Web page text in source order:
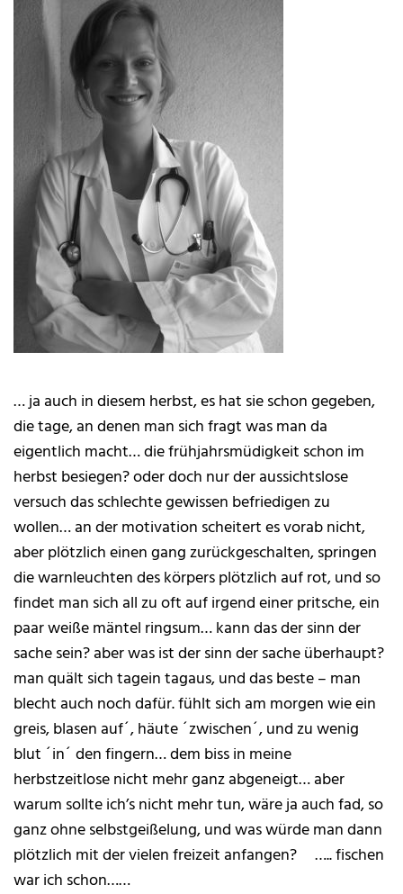
… ja auch in diesem herbst, es hat sie schon gegeben,
die tage, an denen man sich fragt was man da
eigentlich macht… die frühjahrsmüdigkeit schon im
herbst besiegen? oder doch nur der aussichtslose
versuch das schlechte gewissen befriedigen zu
wollen… an der motivation scheitert es vorab nicht,
aber plötzlich einen gang zurückgeschalten, springen
die warnleuchten des körpers plötzlich auf rot, und so
findet man sich all zu oft auf irgend einer pritsche, ein
paar weiße mäntel ringsum… kann das der sinn der
sache sein? aber was ist der sinn der sache überhaupt?
man quält sich tagein tagaus, und das beste – man
blecht auch noch dafür. fühlt sich am morgen wie ein
greis, blasen auf´, häute ´zwischen´, und zu wenig
blut ´in´ den fingern… dem biss in meine
herbstzeitlose nicht mehr ganz abgeneigt… aber
warum sollte ich’s nicht mehr tun, wäre ja auch fad, so
ganz ohne selbstgeißelung, und was würde man dann
plötzlich mit der vielen freizeit anfangen? ….. fischen
war ich schon……